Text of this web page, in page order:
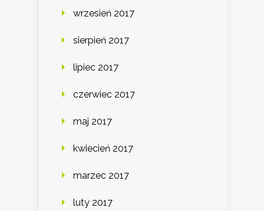
wrzesień 2017
sierpień 2017
lipiec 2017
czerwiec 2017
maj 2017
kwiecień 2017
marzec 2017
luty 2017